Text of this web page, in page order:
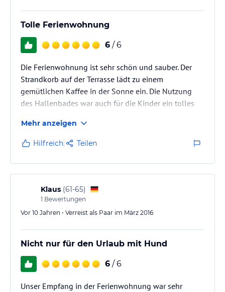
Tolle Ferienwohnung
6 / 6
Die Ferienwohnung ist sehr schön und sauber. Der
Strandkorb auf der Terrasse lädt zu einem
gemütlichen Kaffee in der Sonne ein. Die Nutzung
des Hallenbades war auch für die Kinder ein tolles
Wir freuen uns jetzt schon auf das nächste mal.
Mehr anzeigen
Hilfreich Teilen
Klaus (61-65)
1 Bewertungen
Vor 10 Jahren • Verreist als Paar im März 2016
Nicht nur für den Urlaub mit Hund
6 / 6
Unser Empfang in der Ferienwohnung war sehr